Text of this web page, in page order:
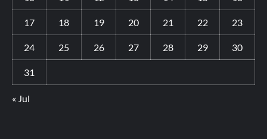
17 18 19 20 21 22 23
24 25 26 27 28 29 30
31
« Jul